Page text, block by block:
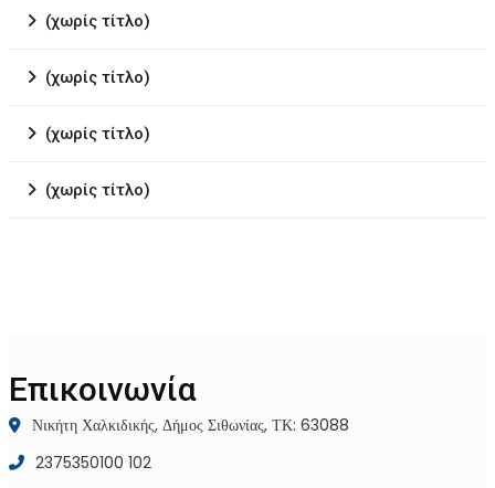
(χωρίς τίτλο)
(χωρίς τίτλο)
(χωρίς τίτλο)
(χωρίς τίτλο)
Επικοινωνία
Νικήτη Χαλκιδικής, Δήμος Σιθωνίας, ΤΚ: 63088
2375350100 102